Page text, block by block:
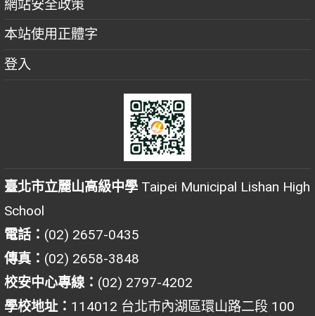
網站安全政策
本站使用正體字
登入
臺北市立麗山高級中學 Taipei Municipal Lishan High
School
電話： (02) 2657-0435
傳真： (02) 2658-3848
校安中心專線： (02) 2797-4202
學校地址： 114012 台北市內湖區環山路二段 100